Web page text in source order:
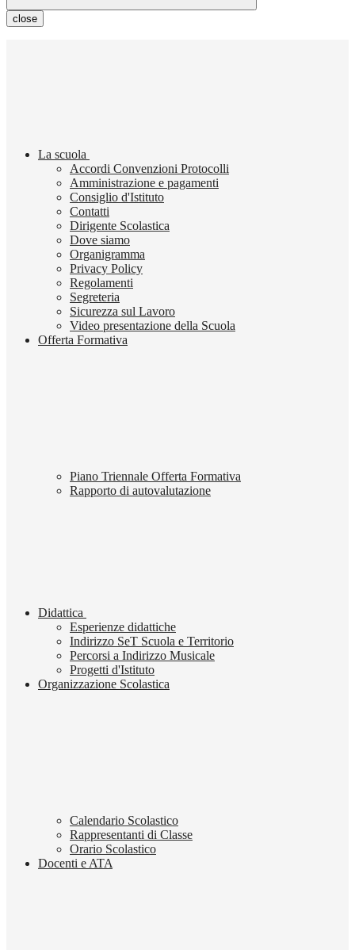
close
La scuola
Accordi Convenzioni Protocolli
Amministrazione e pagamenti
Consiglio d'Istituto
Contatti
Dirigente Scolastica
Dove siamo
Organigramma
Privacy Policy
Regolamenti
Segreteria
Sicurezza sul Lavoro
Video presentazione della Scuola
Offerta Formativa
Piano Triennale Offerta Formativa
Rapporto di autovalutazione
Didattica
Esperienze didattiche
Indirizzo SeT Scuola e Territorio
Percorsi a Indirizzo Musicale
Progetti d'Istituto
Organizzazione Scolastica
Calendario Scolastico
Rappresentanti di Classe
Orario Scolastico
Docenti e ATA